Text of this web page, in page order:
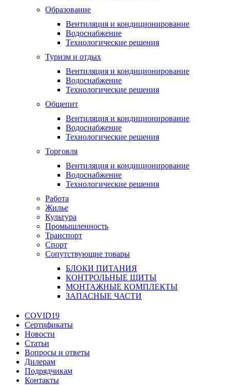
Образование
Вентиляция и кондиционирование
Водоснабжение
Технологические решения
Туризм и отдых
Вентиляция и кондиционирование
Водоснабжение
Технологические решения
Общепит
Вентиляция и кондиционирование
Водоснабжение
Технологические решения
Торговля
Вентиляция и кондиционирование
Водоснабжение
Технологические решения
Работа
Жилье
Культура
Промышленность
Транспорт
Спорт
Сопутствующие товары
БЛОКИ ПИТАНИЯ
КОНТРОЛЬНЫЕ ЩИТЫ
МОНТАЖНЫЕ КОМПЛЕКТЫ
ЗАПАСНЫЕ ЧАСТИ
COVID19
Сертификаты
Новости
Статьи
Вопросы и ответы
Дилерам
Подрядчикам
Контакты